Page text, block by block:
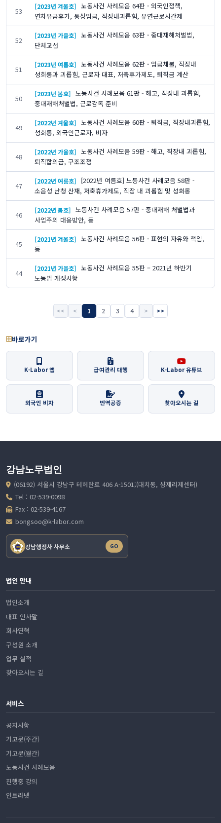
53 [2023년 겨울호] 노동사건 사례모음 64판 - 외국인정책,
연차유급휴가, 통상임금, 직장내괴롭힘, 유연근로시간제
52 [2023년 가을호] 노동사건 사례모음 63판 - 중대재해처벌법,
단체교섭
51 [2023년 여름호] 노동사건 사례모음 62판 - 임금체불, 직장내
성희롱과 괴롭힘, 근로자 대표, 저축휴가제도, 퇴직금 계산
50 [2023년 봄호] 노동사건 사례모음 61판 - 해고, 직장내 괴롭힘,
중대재해처벌법, 근로감독 준비
49 [2022년 겨울호] 노동사건 사례모음 60판 - 퇴직금, 직장내괴롭힘,
성희롱, 외국인근로자, 비자
48 [2022년 가을호] 노동사건 사례모음 59판 - 해고, 직장내 괴롭힘,
퇴직합의금, 구조조정
47 [2022년 여름호]
[2022년 여름호] 노동사건 사례모음 58판 -
소음성 난청 산재, 저축휴가제도, 직장 내 괴롭힘 및 성희롱
46 [2022년 봄호] 노동사건 사례모음 57판 - 중대재해 처벌법과
사업주의 대응방안, 등
45 [2021년 겨울호] 노동사건 사례모음 56판 - 표현의 자유와 책임,
등
44 [2021년 가을호] 노동사건 사례모음 55판 – 2021년 하반기
노동법 개정사항
<< < 1 2 3 4 > >>
바로가기
K-Labor 앱 급여관리 대행 K-Labor 유튜브
외국인 비자 번역공증 찾아오시는 길
강남노무법인
(06192) 서울시 강남구 테헤란로 406 A-1501;(대치동, 샹제리제센터)
Tel : 02-539-0098
Fax : 02-539-4167
bongsoo@k-labor.com
강남행정사 사무소 GO
법인 안내
법인소개
대표 인사말
회사연혁
구성원 소개
업무 실적
찾아오시는 길
서비스
공지사항
기고문(주간)
기고문(월간)
노동사건 사례모음
진행중 강의
인트라넷